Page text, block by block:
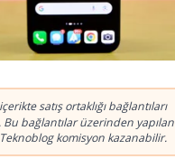
satış ortaklığı bağlantıları
bağlantılar üzerinden yapılan
komisyon kazanabilir.